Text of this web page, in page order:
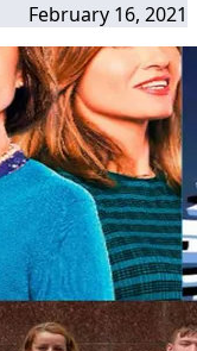
February 16, 2021